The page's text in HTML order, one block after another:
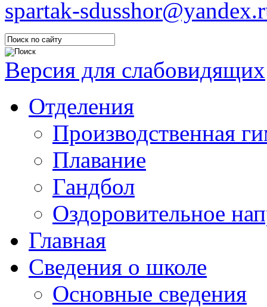
spartak-
Версия для слабовидящих
Отделения
Производственная
Плавание
Гандбол
Оздоровительное
Главная
Сведения о школе
Основные сведения